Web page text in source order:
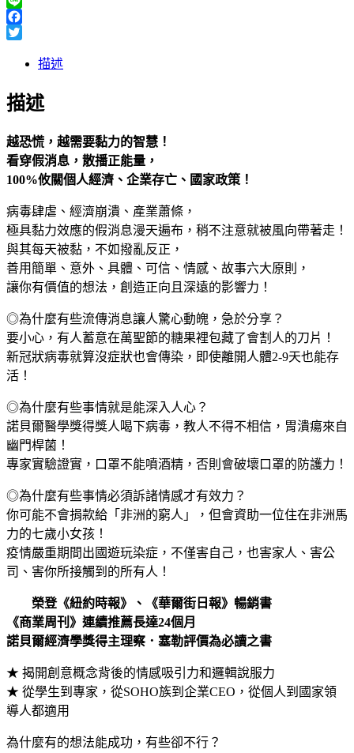
Line
Facebook
描述
描述
越恐慌，越需要黏力的智慧！
看穿假消息，散播正能量，
100%攸關個人經濟、企業存亡、國家政策！
病毒肆虐、經濟崩潰、產業蕭條，
極具黏力效應的假消息漫天遍布，稍不注意就被風向帶著走！
與其每天被黏，不如撥亂反正，
善用簡單、意外、具體、可信、情感、故事六大原則，
讓你有價值的想法，創造正向且深遠的影響力！
◎為什麼有些流傳消息讓人驚心動魄，急於分享？
要小心，有人蓄意在萬聖節的糖果裡包藏了會割人的刀片！
新冠狀病毒就算沒症狀也會傳染，即使離開人體2-9天也能存
活！
◎為什麼有些事情就是能深入人心？
諾貝爾醫學獎得獎人喝下病毒，教人不得不相信，胃潰瘍來自
幽門桿菌！
專家實驗證實，口罩不能噴酒精，否則會破壞口罩的防護力！
◎為什麼有些事情必須訴諸情感才有效力？
你可能不會捐款給「非洲的窮人」，但會資助一位住在非洲馬
力的七歲小女孩！
疫情嚴重期間出國遊玩染症，不僅害自己，也害家人、害公
司、害你所接觸到的所有人！
榮登《紐約時報》、《華爾街日報》暢銷書
《商業周刊》連續推薦長達24個月
諾貝爾經濟學獎得主理察．塞勒評價為必讀之書
★ 揭開創意概念背後的情感吸引力和邏輯說服力
★ 從學生到專家，從SOHO族到企業CEO，從個人到國家領
導人都適用
為什麼有的想法能成功，有些卻不行？